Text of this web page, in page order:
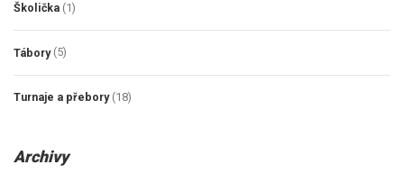
Školička (1)
Tábory(5)
Turnaje a přebory(18)
Archivy